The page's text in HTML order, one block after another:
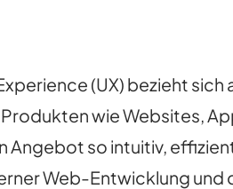
(UX) bezieht
wie Websites,
Angebot so intuitiv,
Web-Entwicklung und